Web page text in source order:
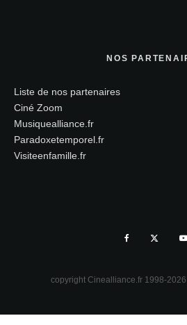
NOS
Liste de nos partenaires
Ciné Zoom
Musiquealliance.fr
Paradoxetemporel.fr
Visiteenfamille.fr
copyright Cinealliance.fr 1998-